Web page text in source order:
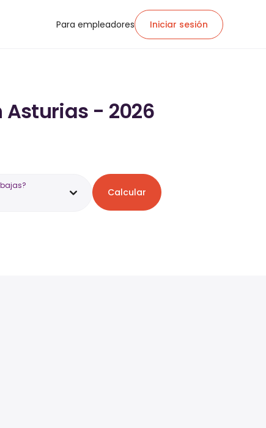
Para empleadores Iniciar sesión
Asturias - 2026
Calcular